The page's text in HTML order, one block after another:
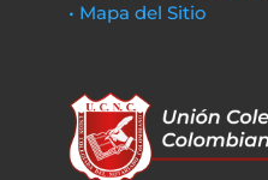
• Mapa del Sitio